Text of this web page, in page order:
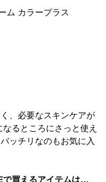
ム カラープラス
、必要なスキンケアが
るところにさっと使え
ッチリなのもお気に入
で買えるアイテムは…